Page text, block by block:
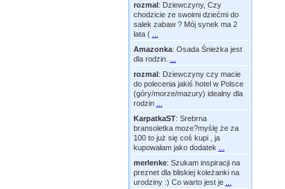
rozmal: Dziewczyny, Czy
chodzicie ze swoimi dziećmi do
salek zabaw ? Mój synek ma 2
lata (
Amazonka: Osada Śnieżka jest
dla rodzin.
rozmal: Dziewczyny czy macie
do polecenia jakiś hotel w Polsce
(góry/morze/mazury) idealny dla
rodzin
KarpatkaST: Srebrna
bransoletka moze?myślę że za
100 to już się coś kupi , ja
kupowałam jako dodatek
merlenke: Szukam inspiracji na
preznet dla bliskiej koleżanki na
urodziny :) Co warto jest je